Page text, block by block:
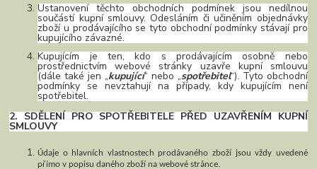
Ustanovení těchto obchodních podmínek jsou nedílnou
součástí kupní smlouvy. Odesláním či učiněním objednávky
zboží u prodávajícího se tyto obchodní podmínky stávají pro
kupujícího závazné.
Kupujícím je ten, kdo s prodávajícím osobně nebo
prostřednictvím webové stránky uzavře kupní smlouvu
(dále také jen „kupující“ nebo „spotřebitel“). Tyto obchodní
podmínky se nevztahují na případy, kdy kupujícím není
spotřebitel.
2. SDĚLENÍ PRO SPOTŘEBITELE PŘED UZAVŘENÍM KUPNÍ
SMLOUVY
Údaje o hlavních vlastnostech prodávaného zboží jsou vždy uvedené
přímo v popisu daného zboží na webové stránce.